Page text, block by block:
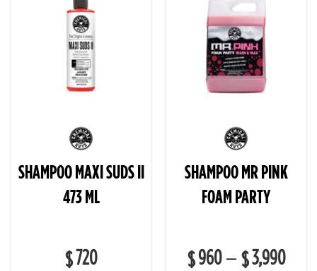
SHAMPOO MAXI SUDS II
473 ML
$720
SHAMPOO MR PINK
FOAM PARTY
$960– $3,990